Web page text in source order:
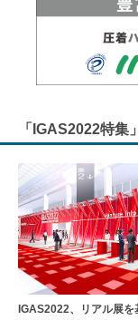
「IGAS2022特集
IGAS2022、リアル展を